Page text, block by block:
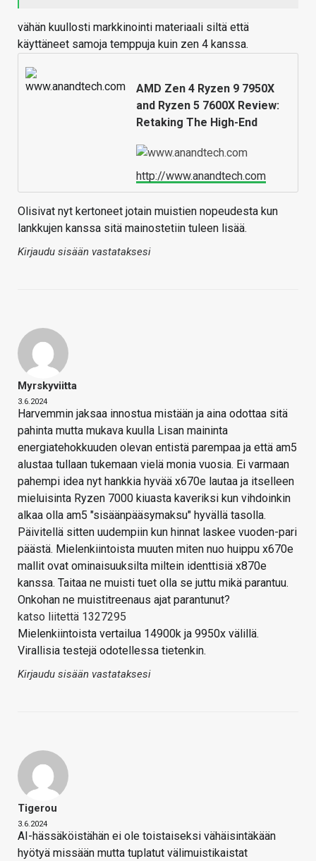
vähän kuullosti markkinointi materiaali siltä että
käyttäneet samoja temppuja kuin zen 4 kanssa.
AMD Zen 4 Ryzen 9 7950X
and Ryzen 5 7600X Review:
Retaking The High-End
http://www.anandtech.com
Olisivat nyt kertoneet jotain muistien nopeudesta kun
lankkujen kanssa sitä mainostetiin tuleen lisää.
Kirjaudu sisään vastataksesi
Myrskyviitta
3.6.2024
Harvemmin jaksaa innostua mistään ja aina odottaa sitä
pahinta mutta mukava kuulla Lisan maininta
energiatehokkuuden olevan entistä parempaa ja että am5
alustaa tullaan tukemaan vielä monia vuosia. Ei varmaan
pahempi idea nyt hankkia hyvää x670e lautaa ja itselleen
mieluisinta Ryzen 7000 kiuasta kaveriksi kun vihdoinkin
alkaa olla am5 "sisäänpääsymaksu" hyvällä tasolla.
Päivitellä sitten uudempiin kun hinnat laskee vuoden-pari
päästä. Mielenkiintoista muuten miten nuo huippu x670e
mallit ovat ominaisuuksilta miltein identtisiä x870e
kanssa. Taitaa ne muisti tuet olla se juttu mikä parantuu.
Onkohan ne muistitreenaus ajat parantunut?
katso liitettä 1327295
Mielenkiintoista vertailua 14900k ja 9950x välillä.
Virallisia testejä odotellessa tietenkin.
Kirjaudu sisään vastataksesi
Tigerou
3.6.2024
AI-hässäköistähän ei ole toistaiseksi vähäisintäkään
hyötyä missään mutta tuplatut välimuistikaistat